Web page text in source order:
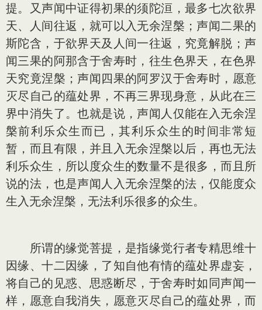
提。又声闻中证得初果的须陀洹，最多七次欲界
天、人间往返，就可以入无余涅槃；声闻二果的
斯陀含，于欲界天及人间一往返，究竟解脱；声
闻三果的阿那含于舍寿时，往生色界天，在色界
天究竟涅槃；声闻四果的阿罗汉于舍寿时，愿意
灭尽自己的蕴处界，不再三界现身意，从此在三
界中消失了。也就是说，声闻人仅能在入无余涅
槃前利乐众生而已，其利乐众生的时间非常短
暂，而且有限，并且入无余涅槃以后，再也无法
利乐众生，所以度众生的数量不是很多，而且所
说的法，也是声闻人入无余涅槃的法，仅能度众
生入无余涅槃，无法利乐很多的众生。
所谓的缘觉菩提，是指缘觉行者专精思维十
因缘、十二因缘，了知自他有情的蕴处界虚妄，
将自己的见惑、思惑断尽，于舍寿时如同声闻一
样，愿意自我消失，愿意灭尽自己的蕴处界，而